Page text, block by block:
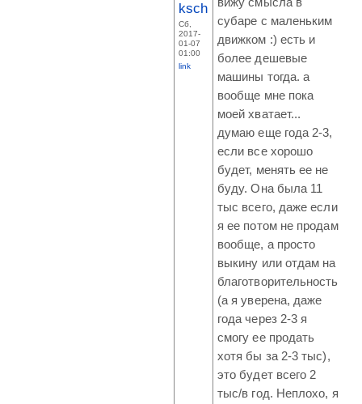
ksch
Сб,
2017-
01-07
01:00
link
субаре с маленьким
движком :) есть и
более дешевые
машины тогда. а
вообще мне пока
моей хватает...
думаю еще года 2-3,
если все хорошо
будет, менять ее не
буду. Она была 11
тыс всего, даже если
я ее потом не продам
вообще, а просто
выкину или отдам на
благотворительность
(а я уверена, даже
года через 2-3 я
смогу ее продать
хотя бы за 2-3 тыс),
это будет всего 2
тыс/в год. Неплохо, я